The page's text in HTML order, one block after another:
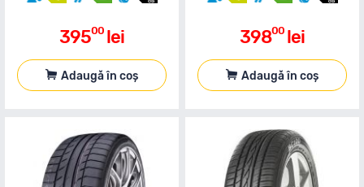
39500 lei
Adaugă în coș
39800 lei
Adaugă în coș